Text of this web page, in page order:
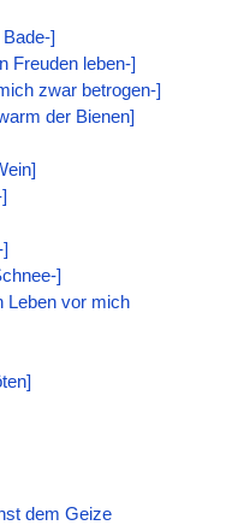
]
Freuden leben-]
zwar betrogen-]
der Bienen]
]
Leben vor mich
dem Geize